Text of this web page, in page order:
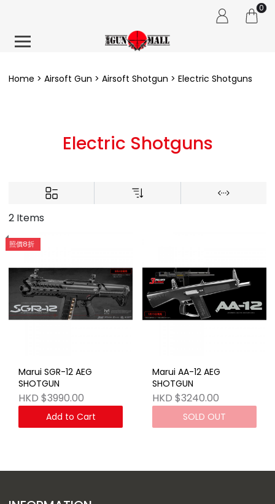
0
Home Airsoft Gun Airsoft Shotgun Electric Shotguns
Electric Shotguns
2 Items
照價8折
Marui SGR-12 AEG
SHOTGUN
HKD $3990.00
Add to Cart
Marui AA-12 AEG
SHOTGUN
HKD $3240.00
SOLD OUT